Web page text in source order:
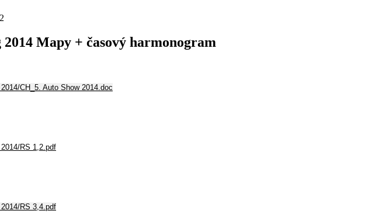
Mapy + časový harmonogram
CH_5. Auto Show 2014.doc
RS 1,2.pdf
RS 3,4.pdf